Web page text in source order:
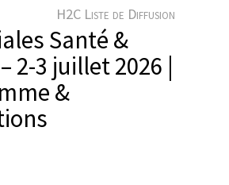
H2C Liste de Diffusion
Santé &
2-3 juillet 2026 |
&